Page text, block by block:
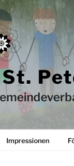
Impressionen